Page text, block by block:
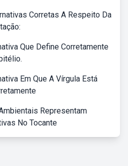
Corretas A Respeito Da
Que Define Corretamente
Em Que A Vírgula Está
Representam
No Tocante